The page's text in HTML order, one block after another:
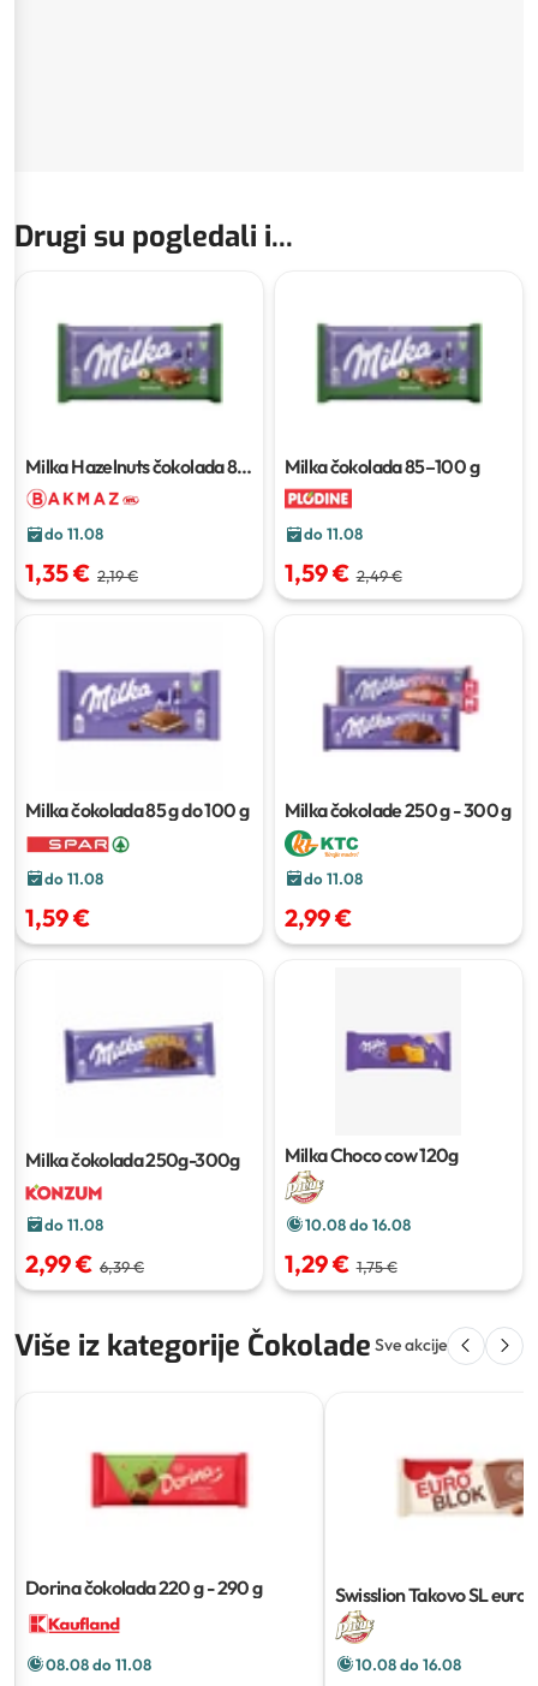
Drugi su pogledali i...
Milka Hazelnuts čokolada80
g
do 11.08
1,35 € 2,19 €
Milka čokolada85–100 g
do 11.08
1,59 € 2,49 €
Milka čokolada85 g do 100 g
do 11.08
1,59 €
Milka čokolade250 g - 300 g
do 11.08
2,99 €
Milka čokolada250g-300g
do 11.08
2,99 € 6,39 €
Milka Choco cow120g
10.08 do 16.08
1,29 € 1,75 €
Više iz kategorije Čokolade Sve akcije
Dorina čokolada220 g - 290 g
08.08 do 11.08
Swisslion Takovo SL
80g
10.08 do 16.08